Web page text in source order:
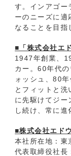
す。インアゴー
ーのニーズに適
なることを目指
■「株式会社エ
1947年創業、
カー。60年代
ォッシュ、80
とフィットと洗
に先駆けてジー
し続け、常に進
■株式会社エド
本社所在地：
代表取締役社長